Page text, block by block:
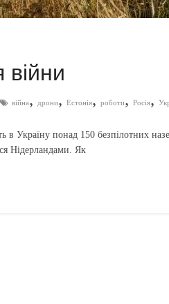
війни
війна, дрони, Естонія, роботи, Росія,
в Україну понад 150 безпілотних
Нідерландами. Як